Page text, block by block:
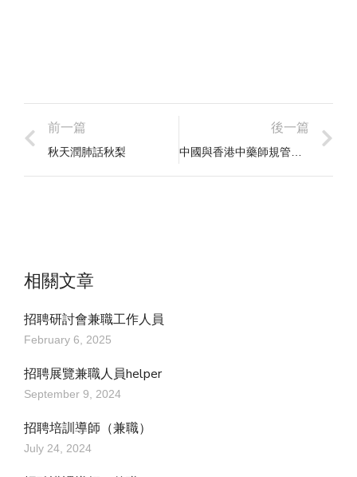
前一篇
秋天潤肺話秋梨
後一篇
相關文章
招聘研討會兼職工作人員
February 6, 2025
招聘展覽兼職人員helper
September 9, 2024
招聘培訓導師（兼職）
July 24, 2024